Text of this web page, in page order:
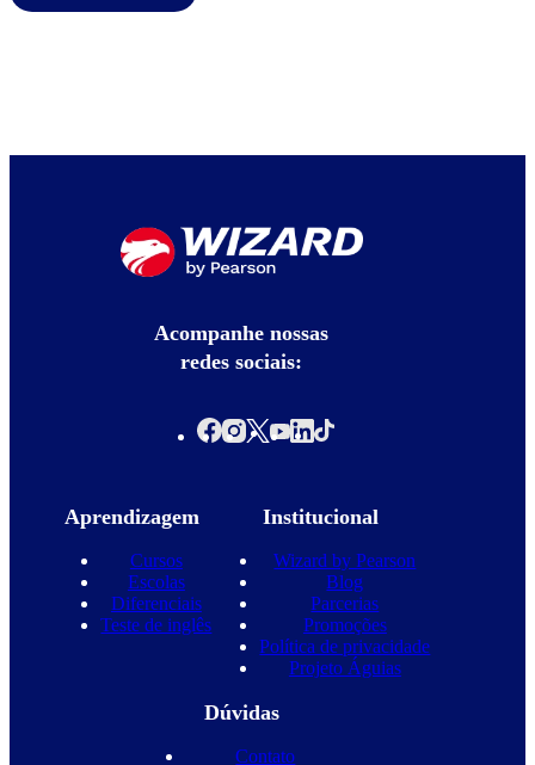
Acompanhe nossas
redes sociais:
Aprendizagem
Cursos
Escolas
Diferenciais
Teste de inglês
Institucional
Wizard by Pearson
Blog
Parcerias
Promoções
Política de privacidade
Projeto Águias
Dúvidas
Contato